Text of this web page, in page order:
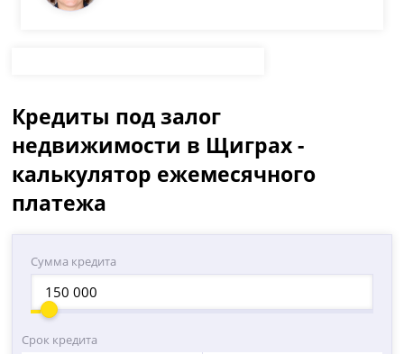
Кредиты под залог
недвижимости в Щиграх -
калькулятор ежемесячного
платежа
Сумма кредита
Срок кредита